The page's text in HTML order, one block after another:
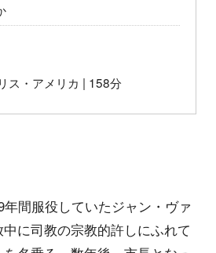
ス・アメリカ | 158分
間服役していたジャン・ヴァ
に司教の宗教的許しにふれて